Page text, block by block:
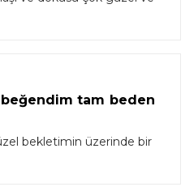
tam beden
bekletimin üzerinde bir